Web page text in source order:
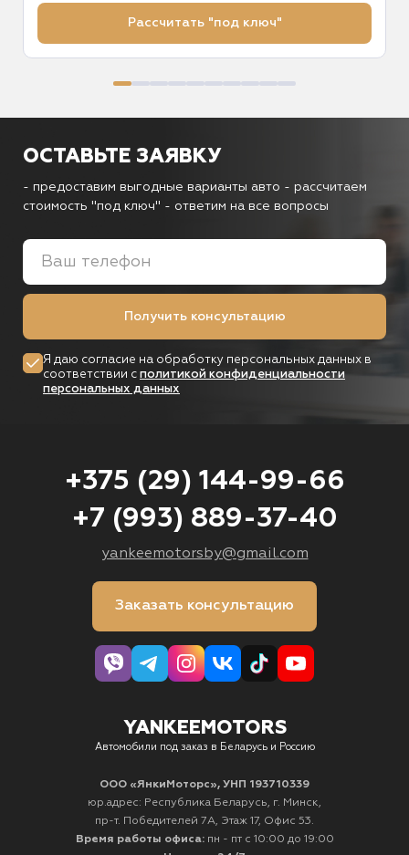
Рассчитать "под ключ"
ОСТАВЬТЕ ЗАЯВКУ
- предоставим выгодные варианты авто - рассчитаем
стоимость "под ключ" - ответим на все вопросы
Получить консультацию
Я даю согласие на обработку персональных данных в
соответствии с политикой конфиденциальности
персональных данных
+375 (29) 144-99-66
+7 (993) 889-37-40
yankeemotorsby@gmail.com
Заказать консультацию
YANKEEMOTORS
Автомобили под заказ в Беларусь и Россию
ООО «ЯнкиМоторс», УНП 193710339
юр.адрес: Республика Беларусь, г. Минск,
пр-т. Победителей 7А, Этаж 17, Офис 53.
Время работы офиса: пн - пт с 10:00 до 19:00